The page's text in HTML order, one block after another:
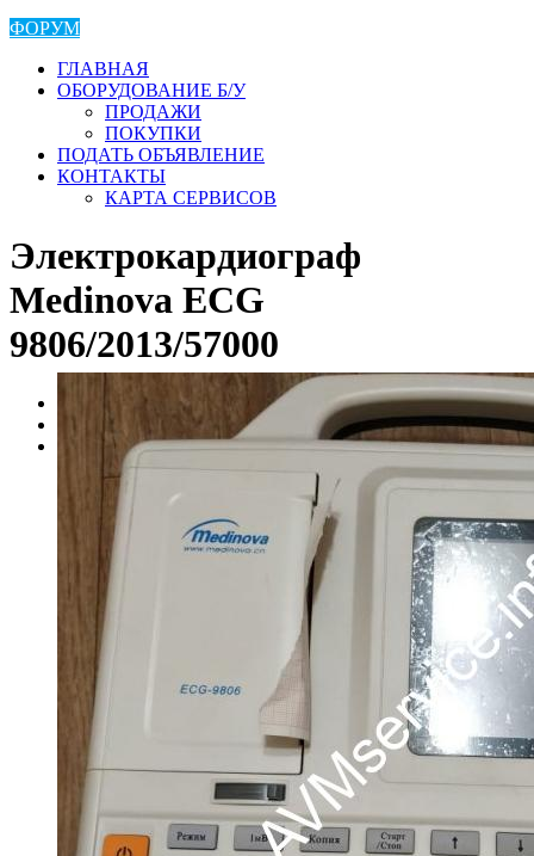
ФОРУМ
ГЛАВНАЯ
ОБОРУДОВАНИЕ Б/У
ПРОДАЖИ
ПОКУПКИ
ПОДАТЬ ОБЪЯВЛЕНИЕ
КОНТАКТЫ
КАРТА СЕРВИСОВ
Электрокардиограф
Medinova ECG
9806/2013/57000
ПРОДАМ Б/У >>
Электрокардиограф Medinova ECG 9806/2013/57000